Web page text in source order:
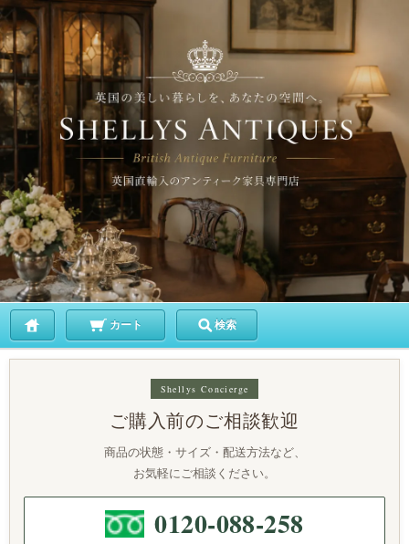
カート 検索
Shellys Concierge
ご購入前のご相談歓迎
商品の状態・サイズ・配送方法など、
お気軽にご相談ください。
0120-088-258